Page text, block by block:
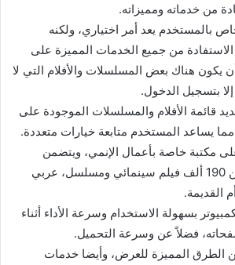
من خدماته ومميزاته.
بالمستخدم يعد أمر اختياري، ولكنه
الاستفادة من جميع الخدمات المميزة على
يكون هناك بعض المسلسلات والأفلام التي لا
بتسجيل الدخول.
قائمة الأفلام والمسلسلات الموجودة على
يساعد المستخدم متابعة خيارات متعددة.
مكتبة خاصة بأعمال الإنمي، ويتضمن
الموقع على ما يزيد عن 190 ألف فيلم سينمائي ومسلسل، عربي
القديمة.
بسهولة الاستخدام وسرعة الأداء أثناء
فضلاً عن وسرعة التحميل.
الطرق المميزة للعرض، وأيضا خدمات